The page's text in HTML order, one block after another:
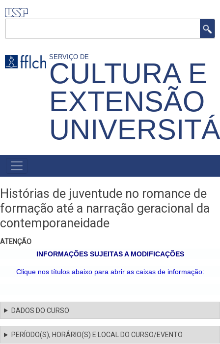
Pular
para
principal
SERVIÇO DE
CULTURA E
EXTENSÃO
MENU
PRIMÁRIO
Histórias de juventude no romance de
formação até a narração geracional da
contemporaneidade
ATENÇÃO
INFORMAÇÕES SUJEITAS A MODIFICAÇÕES
Clique nos títulos abaixo para abrir as caixas de informação:
DADOS DO CURSO
PERÍODO(S), HORÁRIO(S) E LOCAL DO CURSO/EVENTO